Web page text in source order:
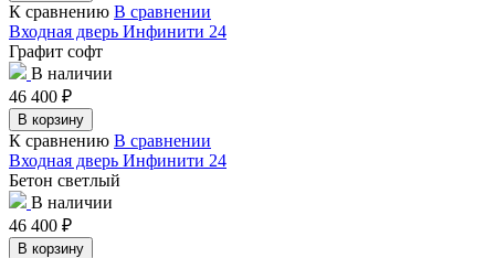
К сравнению В сравнении
Входная дверь Инфинити 24
Графит софт
В наличии
46 400 ₽
В корзину
К сравнению В сравнении
Входная дверь Инфинити 24
Бетон светлый
В наличии
46 400 ₽
В корзину